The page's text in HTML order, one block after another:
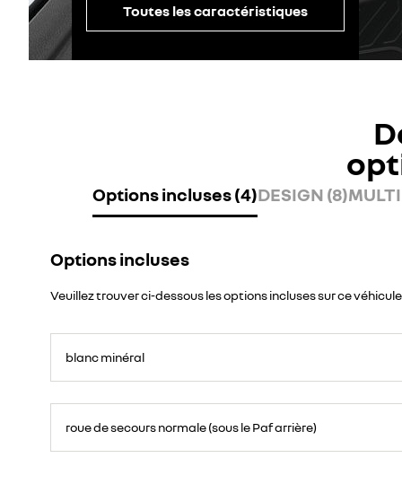
Toutes les caractéristiques
Options incluses (4)DESIGN (8)
Options incluses
Veuillez trouver ci-dessous les options incluses sur ce véhicule
blanc minéral
roue de secours normale (sous le Paf arrière)